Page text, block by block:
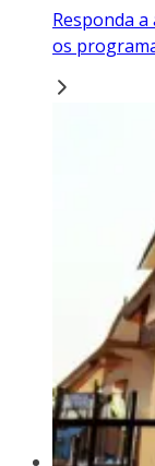
Responda
os